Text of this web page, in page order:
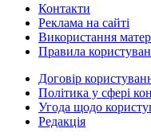
Контакти
Реклама на сайті
Використання
Правила
Договір
Політика у сфері
Угода щодо
Редакція